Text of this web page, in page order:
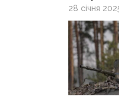
та
тактику
дає
28 січня